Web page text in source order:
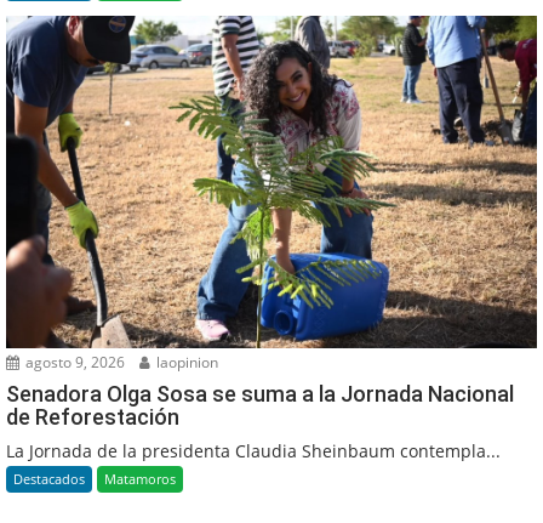
agosto 9, 2026 laopinion
Senadora Olga Sosa se suma a la Jornada Nacional
de Reforestación
La Jornada de la presidenta Claudia Sheinbaum contempla...
Destacados Matamoros